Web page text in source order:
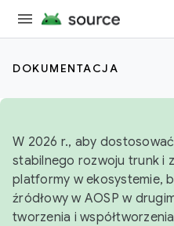
DOKUMENTACJA
W 2026 r., aby
stabilnego rozwoju trunk i
platformy w ekosystemie,
źródłowy w AOSP w
tworzenia i